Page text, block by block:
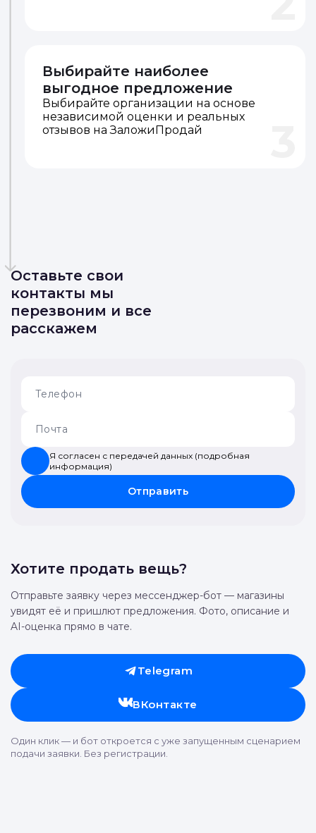
Выбирайте наиболее
выгодное предложение
Выбирайте организации на основе
независимой оценки и реальных
отзывов на ЗаложиПродай
Оставьте свои
контакты мы
перезвоним и все
расскажем
Я согласен с передачей данных (подробная
информация)
Отправить
Хотите продать вещь?
Отправьте заявку через мессенджер-бот — магазины
увидят её и пришлют предложения. Фото, описание и
AI-оценка прямо в чате.
Telegram
ВКонтакте
Один клик — и бот откроется с уже запущенным сценарием
подачи заявки. Без регистрации.